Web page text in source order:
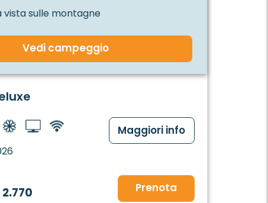
vista sulle montagne
Vedi campeggio
Maggiori info
Prenota